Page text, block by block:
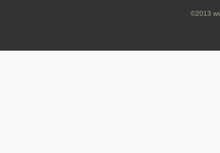
©2013